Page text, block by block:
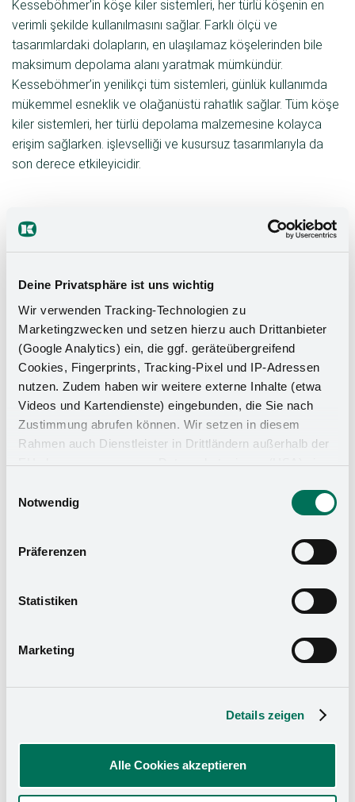
Deine Privatsphäre ist uns wichtig
Wir verwenden Tracking-Technologien zu
Marketingzwecken und setzen hierzu auch Drittanbieter
(Google Analytics) ein, die ggf. geräteübergreifend
Cookies, Fingerprints, Tracking-Pixel und IP-Adressen
nutzen. Zudem haben wir weitere externe Inhalte (etwa
Videos und Kartendienste) eingebunden, die Sie nach
Zustimmung abrufen können. Wir setzen in diesem
Rahmen auch Dienstleister in Drittländern außerhalb der
EU ohne angemessenes Datenschutzniveau (USA) ein,
zu Sicherheits- und Überwachungszwecken zugreifen,
Rechtsmittel einlegen können. Mit Ihrer Einstellung
willigen Sie in die oben beschriebenen Vorgänge ein. Sie
widerrufen. Mehr Informationen finden Sie in unserer
Impressum.
Notwendig
Präferenzen
Statistiken
Marketing
Details zeigen
Alle Cookies akzeptieren
Kesseböhmer'in köşe kiler sistemleri, her türlü köşenin en
verimli şekilde kullanılmasını sağlar. Farklı ölçü ve
tasarımlardaki dolapların, en ulaşılamaz köşelerinden bile
maksimum depolama alanı yaratmak mümkündür.
Kesseböhmer’in yenilikçi tüm sistemleri, günlük kullanımda
mükemmel esneklik ve olağanüstü rahatlık sağlar. Tüm köşe
kiler sistemleri, her türlü depolama malzemesine kolayca
erişim sağlarken. işlevselliği ve kusursuz tasarımlarıyla da
son derece etkileyicidir.